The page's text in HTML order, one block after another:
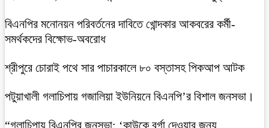
বিএনপির মনোনয়ন পরিবর্তনের দাবিতে খোন্দকার আকবরের কর্মী-
সমর্থকদের বিক্ষোভ-অবরোধ
শ্রীপুরে চোরাই পথে সার পাচারকালে ৮০ বস্তাসহ পিকআপ আটক
‎পটুয়াখালী গলাচিপায় গজালিয়া ইউনিয়নে বিএনপি’র বিশাল জনসভা।
“গলাচিপায় বিএনপির জনসভা: ‘কাউকে বর্গা দেওয়ার জন্য